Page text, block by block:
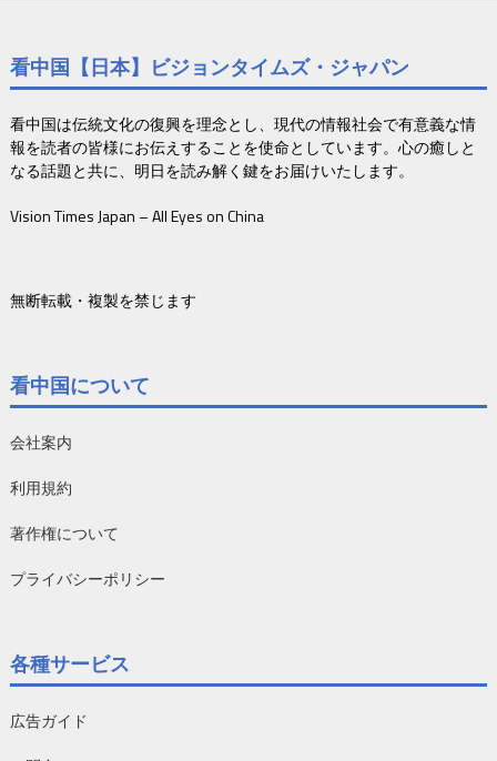
看中国【日本】ビジョンタイムズ・ジャパン
看中国は伝統文化の復興を理念とし、現代の情報社会で有意義な情
報を読者の皆様にお伝えすることを使命としています。心の癒しと
なる話題と共に、明日を読み解く鍵をお届けいたします。
Vision Times Japan – All Eyes on China
無断転載・複製を禁じます
看中国について
会社案内
利用規約
著作権について
プライバシーポリシー
各種サービス
広告ガイド